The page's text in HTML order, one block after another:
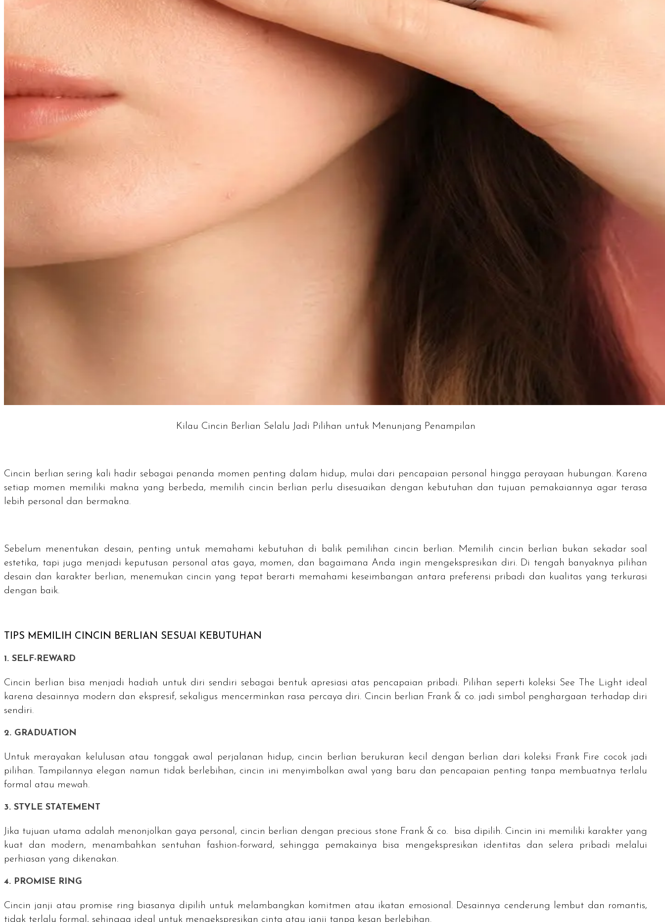
Kilau Cincin Berlian Selalu Jadi Pilihan untuk Menunjang Penampilan
Cincin berlian sering kali hadir sebagai penanda momen penting dalam hidup, mulai dari pencapaian personal hingga perayaan hubungan. Karena
setiap momen memiliki makna yang berbeda, memilih cincin berlian perlu disesuaikan dengan kebutuhan dan tujuan pemakaiannya agar terasa
lebih personal dan bermakna.
Sebelum menentukan desain, penting untuk memahami kebutuhan di balik pemilihan cincin berlian. Memilih cincin berlian bukan sekadar soal
estetika, tapi juga menjadi keputusan personal atas gaya, momen, dan bagaimana Anda ingin mengekspresikan diri. Di tengah banyaknya pilihan
desain dan karakter berlian, menemukan cincin yang tepat berarti memahami keseimbangan antara preferensi pribadi dan kualitas yang terkurasi
dengan baik.
TIPS MEMILIH CINCIN BERLIAN SESUAI KEBUTUHAN
1. SELF-REWARD
Cincin berlian bisa menjadi hadiah untuk diri sendiri sebagai bentuk apresiasi atas pencapaian pribadi. Pilihan seperti koleksi See The Light ideal
karena desainnya modern dan ekspresif, sekaligus mencerminkan rasa percaya diri. Cincin berlian Frank & co. jadi simbol penghargaan terhadap diri
sendiri.
2. GRADUATION
Untuk merayakan kelulusan atau tonggak awal perjalanan hidup, cincin berlian berukuran kecil dengan berlian dari koleksi Frank Fire cocok jadi
pilihan. Tampilannya elegan namun tidak berlebihan, cincin ini menyimbolkan awal yang baru dan pencapaian penting tanpa membuatnya terlalu
formal atau mewah.
3. STYLE STATEMENT
Jika tujuan utama adalah menonjolkan gaya personal, cincin berlian dengan precious stone Frank & co. bisa dipilih. Cincin ini memiliki karakter yang
kuat dan modern, menambahkan sentuhan fashion-forward, sehingga pemakainya bisa mengekspresikan identitas dan selera pribadi melalui
perhiasan yang dikenakan.
4. PROMISE RING
Cincin janji atau promise ring biasanya dipilih untuk melambangkan komitmen atau ikatan emosional. Desainnya cenderung lembut dan romantis,
tidak terlalu formal, sehingga ideal untuk mengekspresikan cinta atau janji tanpa kesan berlebihan.